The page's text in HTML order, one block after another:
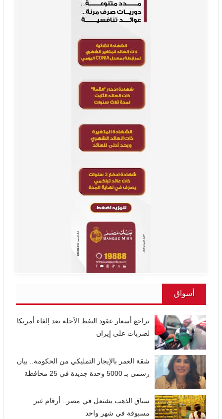
أسواق
تراجع أسعار عقود النفط الآجلة بعد إلغاء أمريكا
لضربات على إيران
شقة العمر بالإيجار التمليكي من الحكومة.. بيان
رسمي بـ 5000 وحدة جديدة في 25 محافظة
سباق الذهب يشتعل في مصر.. أرقام غير
مسبوقة في شهر واحد